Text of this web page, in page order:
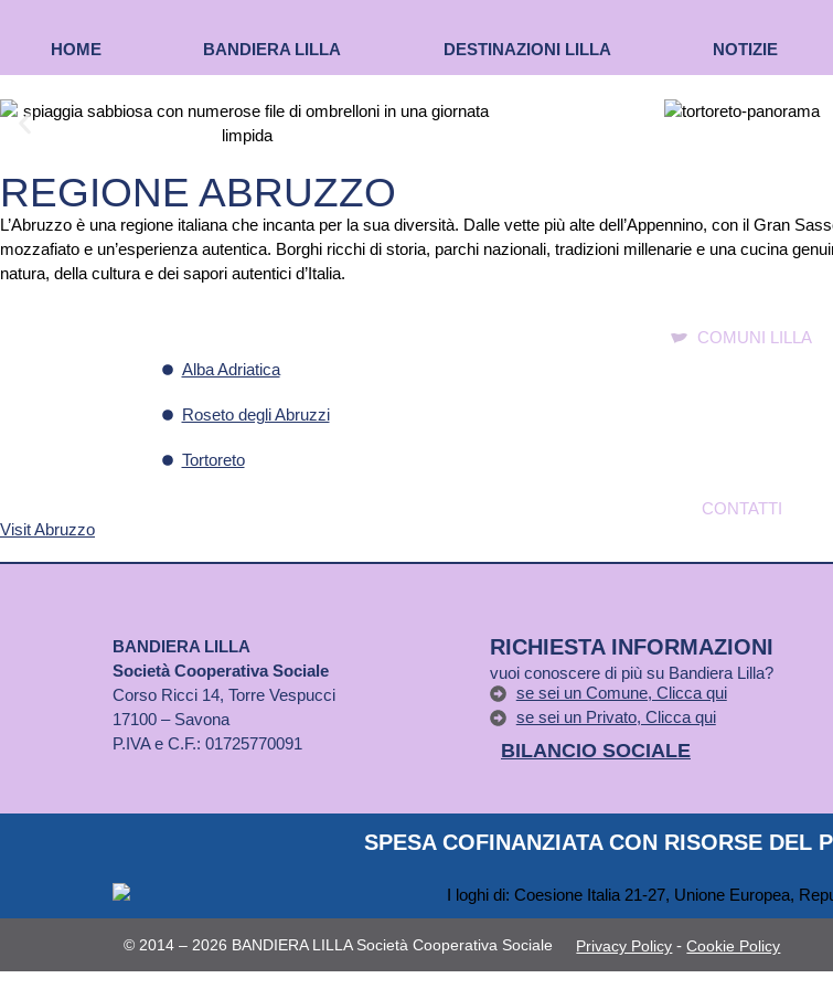
HOME BANDIERA LILLA DESTINAZIONI LILLA NOTIZIE
REGIONE ABRUZZO
L’Abruzzo è una regione italiana che incanta per la sua diversità. Dalle vette più alte dell’Appennino, con il Gran
mozzafiato e un’esperienza autentica. Borghi ricchi di storia, parchi nazionali, tradizioni millenarie e una cucina
natura, della cultura e dei sapori autentici d’Italia.
COMUNI LILLA
Alba Adriatica
Roseto degli Abruzzi
Tortoreto
CONTATTI
Visit Abruzzo
BANDIERA LILLA
Società Cooperativa Sociale
Corso Ricci 14, Torre Vespucci
17100 – Savona
P.IVA e C.F.: 01725770091
RICHIESTA INFORMAZIONI
vuoi conoscere di più su Bandiera Lilla?
se sei un Comune, Clicca qui
se sei un Privato, Clicca qui
BILANCIO SOCIALE
SPESA COFINANZIATA CON RISORSE DEL
© 2014 – 2026 BANDIERA LILLA Società Cooperativa Sociale Privacy Policy -Cookie Policy